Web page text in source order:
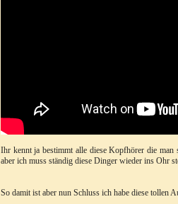
Ihr kennt ja bestimmt alle diese Kopfhörer die
aber ich muss ständig diese Dinger wieder ins Ohr
So damit ist aber nun Schluss ich habe diese tollen